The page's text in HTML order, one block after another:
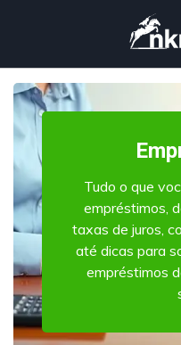
Tudo o que
empréstimos,
taxas de juros,
até dicas para
empréstimos